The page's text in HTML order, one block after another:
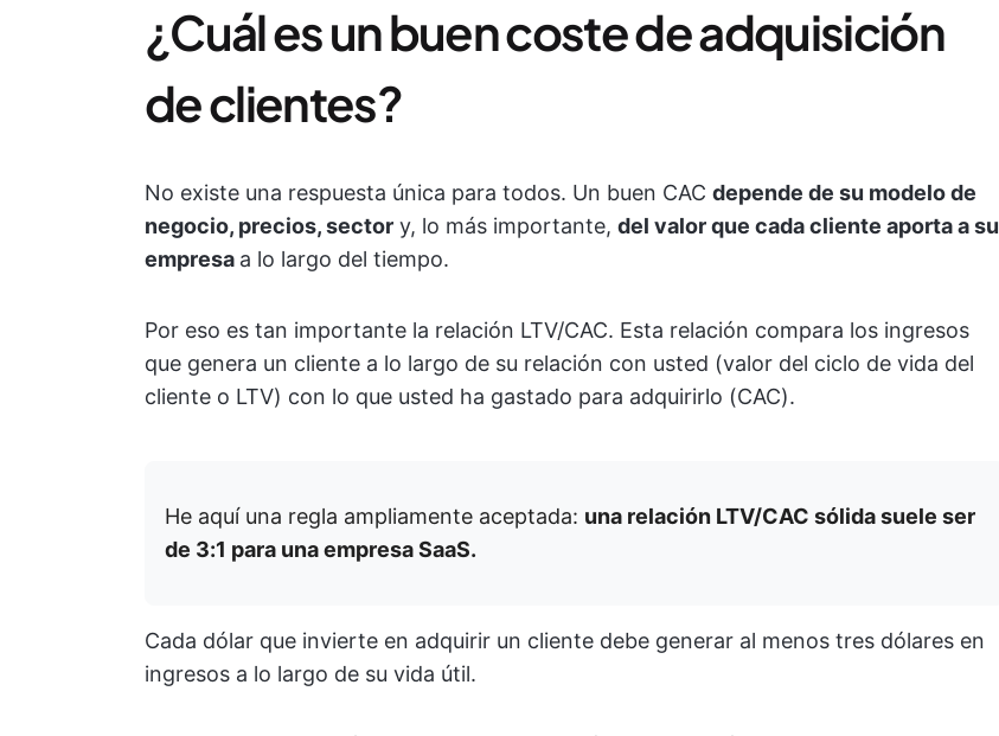
¿Cuál es un buen coste de adquisición
de clientes?
No existe una respuesta única para todos. Un buen CAC depende de su modelo de
negocio, precios, sector y, lo más importante, del valor que cada cliente aporta a su
empresa a lo largo del tiempo.
Por eso es tan importante la relación LTV/CAC. Esta relación compara los ingresos
que genera un cliente a lo largo de su relación con usted (valor del ciclo de vida del
cliente o LTV) con lo que usted ha gastado para adquirirlo (CAC).
He aquí una regla ampliamente aceptada: una relación LTV/CAC sólida suele ser
de 3:1 para una empresa SaaS.
Cada dólar que invierte en adquirir un cliente debe generar al menos tres dólares en
ingresos a lo largo de su vida útil.